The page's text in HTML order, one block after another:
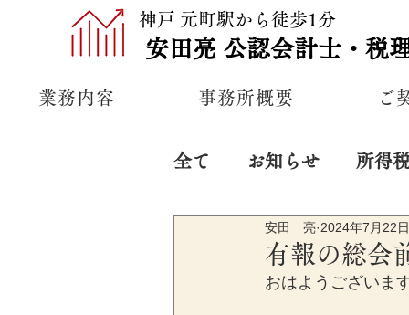
神戸 元町駅から徒歩1分
安田亮 公認会計士・税
業務内容 事務所概要 ご
全て お知らせ 所得
プライベート 経営
有報の総会
安田 亮 2024年7月22日
おはようございま